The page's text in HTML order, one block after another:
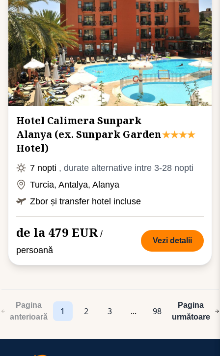
Hotel Calimera Sunpark
Alanya (ex. Sunpark Garden
Hotel)
7 nopti , durate alternative intre 3-28 nopti
Turcia, Antalya, Alanya
Zbor și transfer hotel incluse
de la 479 EUR /
persoană
Vezi detalii
Pagina
anterioară
1 2 3 ... 98
Pagina
următoare